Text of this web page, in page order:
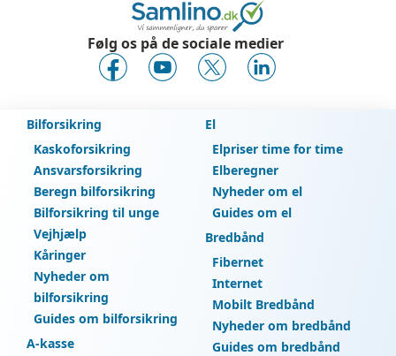
Følg os på de sociale medier
Bilforsikring
Kaskoforsikring
Ansvarsforsikring
Beregn bilforsikring
Bilforsikring til unge
Vejhjælp
Kåringer
Nyheder om
bilforsikring
Guides om bilforsikring
A-kasse
El
Elpriser time for time
Elberegner
Nyheder om el
Guides om el
Bredbånd
Fibernet
Internet
Mobilt Bredbånd
Nyheder om bredbånd
Guides om bredbånd